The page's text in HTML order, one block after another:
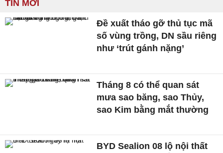
TIN MỚI
Đề xuất tháo gỡ thủ tục mã
số vùng trồng, DN sầu riêng
như ‘trút gánh nặng’
Tháng 8 có thể quan sát
mưa sao băng, sao Thủy,
sao Kim bằng mắt thường
BYD Sealion 08 lộ nội thất